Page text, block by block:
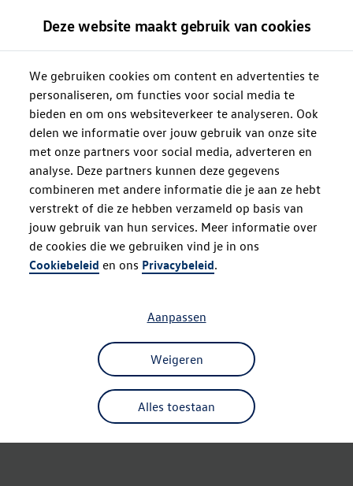
Deze website maakt gebruik van cookies
We gebruiken cookies om content en advertenties te
personaliseren, om functies voor social media te
bieden en om ons websiteverkeer te analyseren. Ook
delen we informatie over jouw gebruik van onze site
met onze partners voor social media, adverteren en
analyse. Deze partners kunnen deze gegevens
combineren met andere informatie die je aan ze hebt
verstrekt of die ze hebben verzameld op basis van
jouw gebruik van hun services. Meer informatie over
de cookies die we gebruiken vind je in ons
Cookiebeleid en ons Privacybeleid.
Alles toestaan
Weigeren
Aanpassen
Oops!
Something went wrong. Please try
refreshing the app
Refresh